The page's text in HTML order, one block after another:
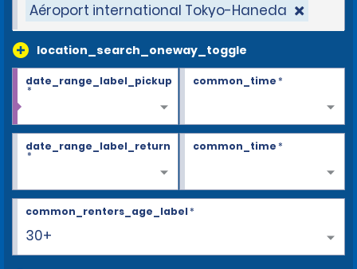
Aéroport international Tokyo-Haneda
location_search_oneway_toggle
date_range_label_pickup
*
common_time*
date_range_label_return
*
common_time*
30+
common_renters_age_label*